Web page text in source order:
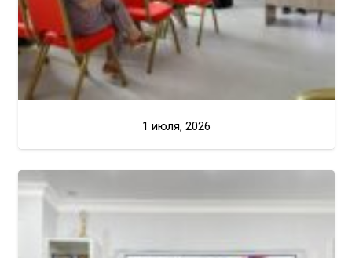
1 июля, 2026